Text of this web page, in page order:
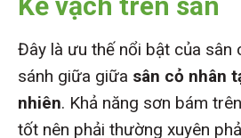
Đây là ưu thế nổi bật của sân
sánh giữa giữa sân cỏ nhân
nhiên. Khả năng sơn bám
tốt nên phải thường xuyên